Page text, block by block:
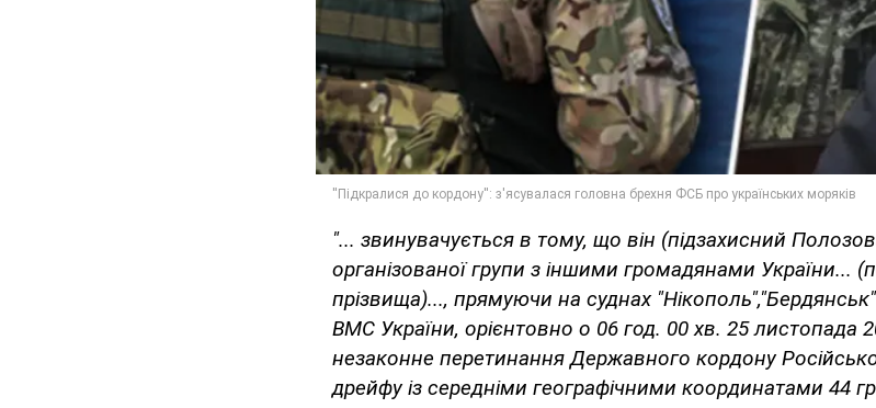
"... звинувачується в тому, що він (підзахисний
організованої групи з іншими громадянами України...
прізвища)..., прямуючи на суднах
ВМС України, орієнтовно о 06 год. 00 хв. 25 листопада
незаконне перетинання Державного кордону
дрейфу із середніми географічними координатами 44